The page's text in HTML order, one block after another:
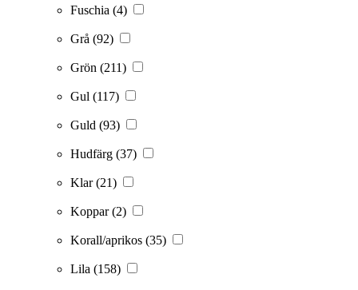
Fuschia (4)
Grå (92)
Grön (211)
Gul (117)
Guld (93)
Hudfärg (37)
Klar(21)
Koppar(2)
Korall/aprikos (35)
Lila (158)